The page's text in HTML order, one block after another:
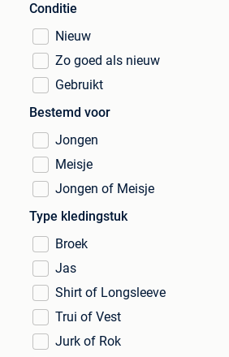
Conditie
Nieuw
Zo goed als nieuw
Gebruikt
Bestemd voor
Jongen
Meisje
Jongen of Meisje
Type kledingstuk
Broek
Jas
Shirt of Longsleeve
Trui of Vest
Jurk of Rok